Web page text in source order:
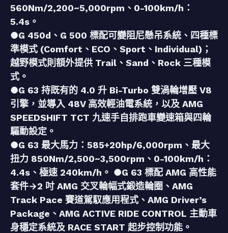
560Nm/2,200~5,000rpm、0-100km/h：
5.4s。
●G 450d、G 500 標配可變阻尼懸吊系統、四種標
準模式 (Comfort、ECO、Sport、Individual)；
越野模式則額外提供 Trail、Sand、Rock 三種模
式。
●G 63 持既有的 4.0 升 Bi-Turbo 雙渦輪增壓 V8
引擎，並導入 48V 高效輕油電系統，以及 AMG
SPEEDSHIFT TCT 九速手自排跑車變速箱與四輪
驅動設定。
●G 63 最大馬力：585+20hp/6,000rpm、最大
扭力 850Nm/2,500~3,500rpm、0-100km/h：
4.4s、極速 240km/h。 ●G 63 標配 AMG 高性能
套件→2 吋 AMG 交叉輪幅式鍛造輪圈、AMG
Track Pace 賽道駕馭應用程式、AMG Driver’s
Package、AMG ACTIVE RIDE CONTROL 主動車
身穩定系統及 RACE START 起步控制功能。